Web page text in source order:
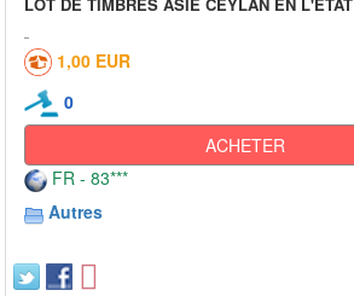
1,00 EUR
0
ACHETER
FR - 83***
Autres